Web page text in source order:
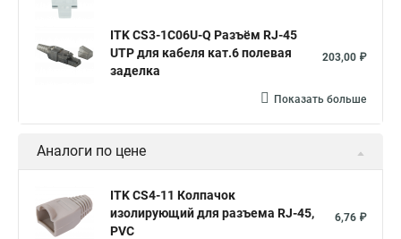
ITK CS3-1C06U-Q Разъём RJ-45
UTP для кабеля кат.6 полевая
заделка
203,00 ₽
Показать больше
Аналоги по цене
ITK CS4-11 Колпачок
изолирующий для разъема RJ-45,
PVC
6,76 ₽